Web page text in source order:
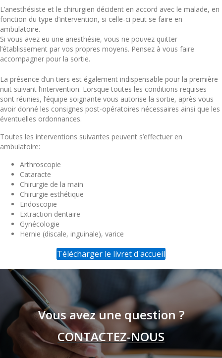
L’anesthésiste et le chirurgien décident en accord avec le malade, en
fonction du type d’intervention, si celle-ci peut se faire en
ambulatoire.
Si vous avez eu une anesthésie, vous ne pouvez quitter
l’établissement par vos propres moyens. Pensez à vous faire
accompagner pour la sortie.
La présence d’un tiers est également indispensable pour la première
nuit suivant l’intervention. Lorsque toutes les conditions requises
sont réunies, l’équipe soignante vous autorise la sortie, après vous
avoir donné les consignes post-opératoires nécessaires ainsi que les
éventuelles ordonnances.
Toutes les interventions suivantes peuvent s’effectuer en
ambulatoire:
Arthroscopie
Cataracte
Chirurgie de la main
Chirurgie esthétique
Endoscopie
Extraction dentaire
Gynécologie
Hernie (discale, inguinale), varice
Télécharger le livret d'accueil
Vous avez une question ?
CONTACTEZ-NOUS